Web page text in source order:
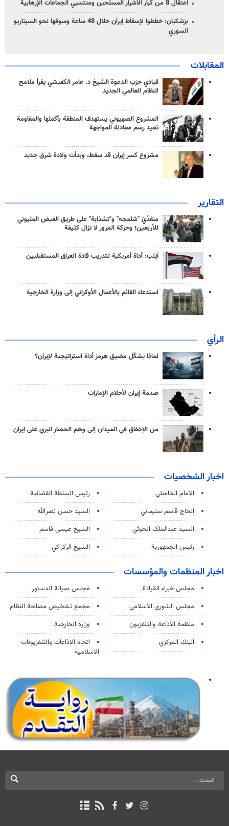
اعتقال 8 من كبار الأشرار المسلحين ومنتسبي الجماعات الإرهابية
بزشكيان: خططوا لإسقاط إيران خلال 48 ساعة وسوقها نحو السيناريو
السوري
المقابلات
قيادي حزب الدعوة الشيخ د. عامر الكفيشي يقرأ ملامح
النظام العالمي الجديد
المشروع الصهيوني يستهدف المنطقة بأكملها والمقاومة
تعيد رسم معادلة المواجهة
مشروع كسر إيران قد سقط، وبدأت ولادة شرق جديد
التقارير
منفذَيّ "شلمجه" و"تشذابة" على طريق الفيض المليوني
للأربعين؛ وحركة المرور لا تزال كثيفة
آيلب: أداة أمريكية لتدريب قادة العراق المستقبليين
استدعاء القائم بالأعمال الأوكراني إلى وزارة الخارجية
الرأي
لماذا يشكّل مضيق هرمز أداة استراتيجية لإيران؟
صدمة إيران لأحلام الإمارات
من الإخفاق في الميدان إلى وهم الحصار البري على إيران
اخبار الشخصيات
الامام الخامنئي
رئیس السلطة القضائیة
الحاج قاسم سليماني
السيد حسن نصرالله
السید عبدالملک الحوثي
الشيخ عيسى قاسم
رئيس الجمهورية
الشيخ الزكزاكي
اخبار المنظمات والمؤسسات
مجلس خبراء القيادة
مجلس صيانة الدستور
مجلس الشورى الاسلامي
مجمع تشخيص مصلحة النظام
منظمة الاذاعة والتلفزیون
وزارة الخارجية
البنك المركزي
اتحاد الاذاعات والتلفزيونات
الاسلامية